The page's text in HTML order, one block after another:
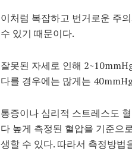
이처럼 복잡하고 번거로운 주
수 있기 때문이다.
잘못된 자세로 인해
다를 경우에는 많게는
통증이나 심리적 스트레스도
다 높게 측정된 혈압을 기준으
생할 수 있다. 따라서 측정방법